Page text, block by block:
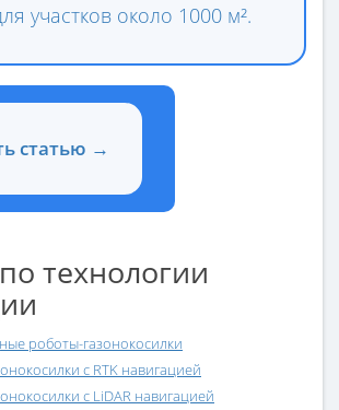
участков около 1000 м².
статью →
технологии
роботы-газонокосилки
с RTK навигацией
с LiDAR навигацией